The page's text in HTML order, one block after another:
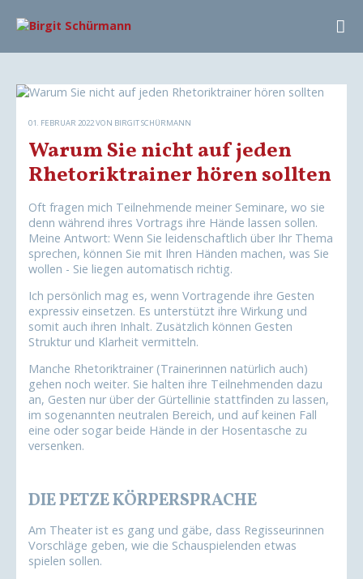
01. FEBRUAR 2022VON BIRGIT SCHÜRMANN
Warum Sie nicht auf jeden
Rhetoriktrainer hören sollten
Oft fragen mich Teilnehmende meiner Seminare, wo sie
denn während ihres Vortrags ihre Hände lassen sollen.
Meine Antwort: Wenn Sie leidenschaftlich über Ihr Thema
sprechen, können Sie mit Ihren Händen machen, was Sie
wollen - Sie liegen automatisch richtig.
Ich persönlich mag es, wenn Vortragende ihre Gesten
expressiv einsetzen. Es unterstützt ihre Wirkung und
somit auch ihren Inhalt. Zusätzlich können Gesten
Struktur und Klarheit vermitteln.
Manche Rhetoriktrainer (Trainerinnen natürlich auch)
gehen noch weiter. Sie halten ihre Teilnehmenden dazu
an, Gesten nur über der Gürtellinie stattfinden zu lassen,
im sogenannten neutralen Bereich, und auf keinen Fall
eine oder sogar beide Hände in der Hosentasche zu
versenken.
DIE PETZE KÖRPERSPRACHE
Am Theater ist es gang und gäbe, dass Regisseurinnen
Vorschläge geben, wie die Schauspielenden etwas
spielen sollen.